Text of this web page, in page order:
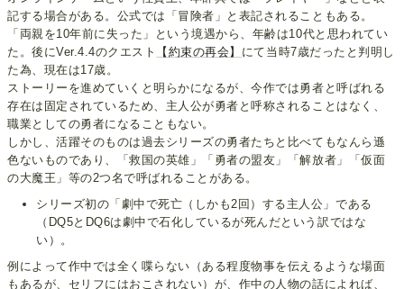
記する場合がある。公式では「冒険者」と表記されることもある。
「両親を10年前に失った」という境遇から、年齢は10代と思われてい
た。後にVer.4.4のクエスト
【約束の再会】 にて当時7歳だったと判明し
た為、現在は17歳。
ストーリーを進めていくと明らかになるが、今作では勇者と呼ばれる
存在は固定されているため、主人公が勇者と呼称されることはなく、
職業としての勇者になることもない。
しかし、活躍そのものは過去シリーズの勇者たちと比べてもなんら遜
色ないものであり、「救国の英雄」「勇者の盟友」「解放者」「仮面
の大魔王」等の2つ名で呼ばれることがある。
シリーズ初の「劇中で死亡（しかも2回）する主人公」である
（DQ5とDQ6は劇中で石化しているが死んだという訳ではな
い）。
例によって作中では全く喋らない（ある程度物事を伝えるような場面
もあるが、セリフにはおこされない）が、作中の人物の話によれば、